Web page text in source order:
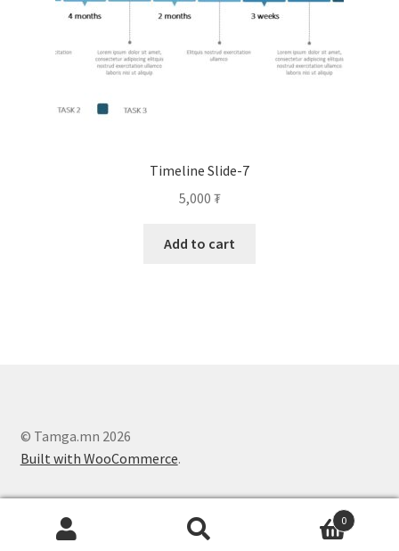
Timeline Slide-7
5,000 ₮
Add to cart
© Tamga.mn 2026
Built with WooCommerce.
0